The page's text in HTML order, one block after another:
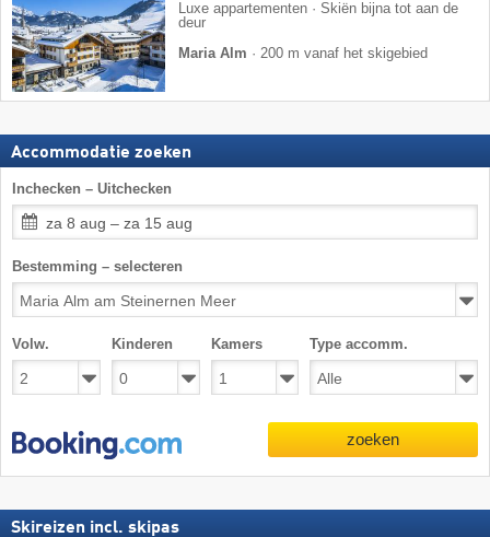
Luxe appartementen · Skiën bijna tot aan de
deur
Maria Alm · 200 m vanaf het skigebied
Accommodatie zoeken
Inchecken – Uitchecken
za 8 aug – za 15 aug
Bestemming – selecteren
Volw. Kinderen Kamers Type accomm.
zoeken
Skireizen incl. skipas